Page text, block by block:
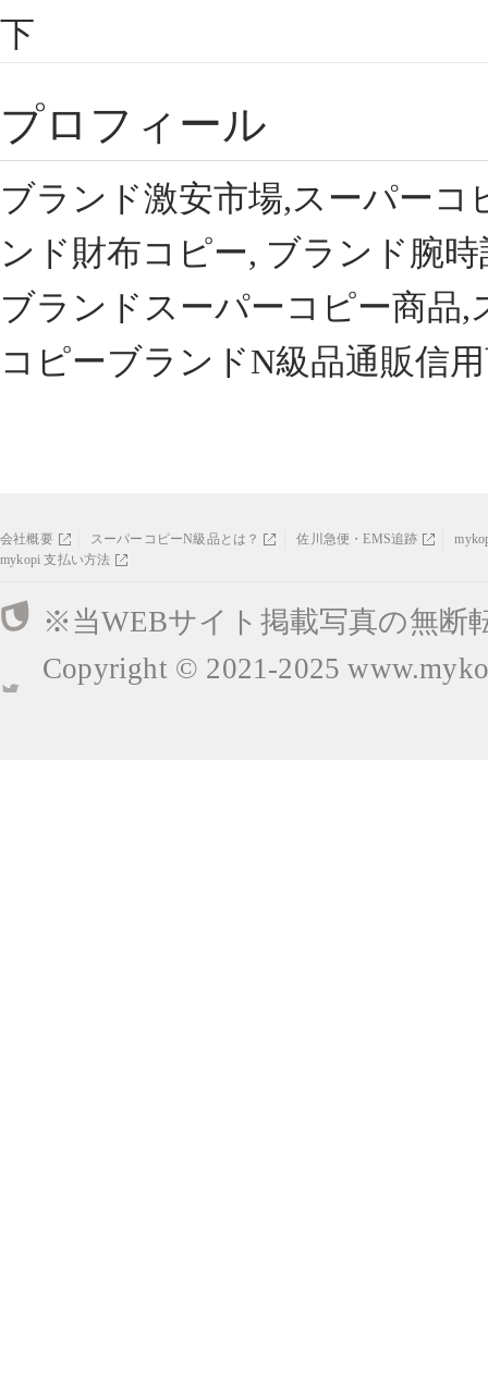
下
プロフィール
ブランド激安市場,スーパー
ンド財布コピー, ブランド腕
ブランドスーパーコピー商品
コピーブランドN級品通販信
会社概要 スーパーコピーN級品とは？ 佐川急便・EMS追跡
mykopi 支払い方法
※当WEBサイト掲載写真の無断
Copyright © 2021-2025